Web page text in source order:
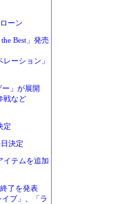
ーン
Best」発売
ーション」
ー」が展開
戦など
定
決定
イテムを追加
了を発表
イブ」、「ラ